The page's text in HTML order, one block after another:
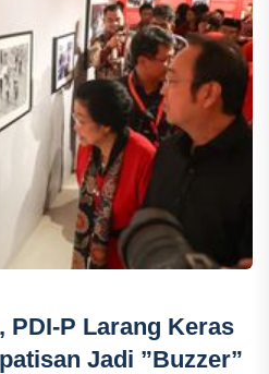
P Larang Keras
Jadi ”Buzzer”